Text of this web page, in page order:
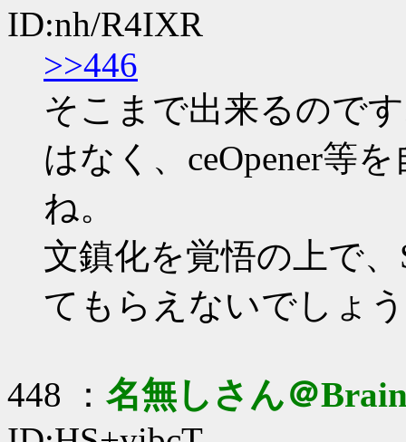
ID:nh/R4IXR
>>446
そこまで出来るので
はなく、ceOpener等
ね。
文鎮化を覚悟の上で
てもらえないでしょ
448 ： 名無しさん＠